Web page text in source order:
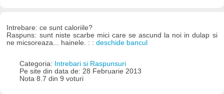
Intrebare: ce sunt caloriile?
Raspuns: sunt niste scarbe mici care se ascund la noi in dulap si
ne micsoreaza... hainele. : :deschide bancul
Categoria:
Intrebari si Raspunsuri
Pe site din data de: 28 Februarie 2013
Nota 8.7 din 9 voturi